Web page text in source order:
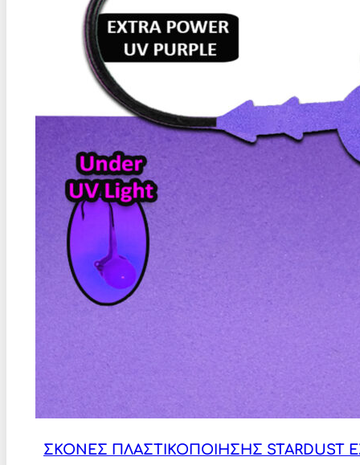
ΣΚΟΝΕΣ ΠΛΑΣΤΙΚΟΠΟΙΗΣΗΣ STARDUST